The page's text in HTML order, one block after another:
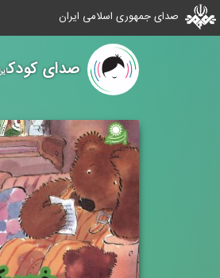
صدای جمهوری اسلامی ایران
صدای کودک